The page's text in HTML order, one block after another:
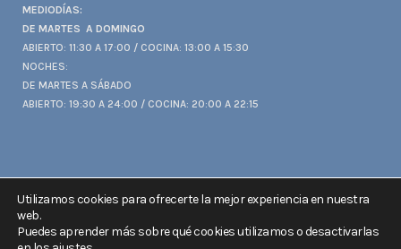
MEDIODÍAS:
DE MARTES A DOMINGO
ABIERTO: 11:30 A 17:00 / COCINA: 13:00 A 15:30
NOCHES:
DE MARTES A SÁBADO
ABIERTO: 19:30 A 24:00 / COCINA: 20:00 A 22:15
Utilizamos cookies para ofrecerte la mejor experiencia en nuestra
web.
Puedes aprender más sobre qué cookies utilizamos o desactivarlas